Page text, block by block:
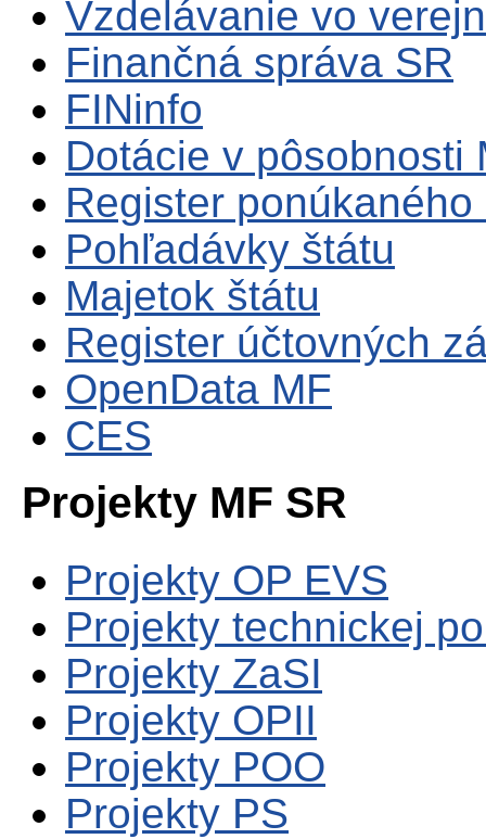
Vzdelávanie vo
Finančná správa SR
FINinfo
Dotácie v pôsobnosti
Register
Pohľadávky štátu
Majetok štátu
Register účtovných
OpenData MF
CES
Projekty MF SR
Projekty OP EVS
Projekty technickej
Projekty ZaSI
Projekty OPII
Projekty POO
Projekty PS